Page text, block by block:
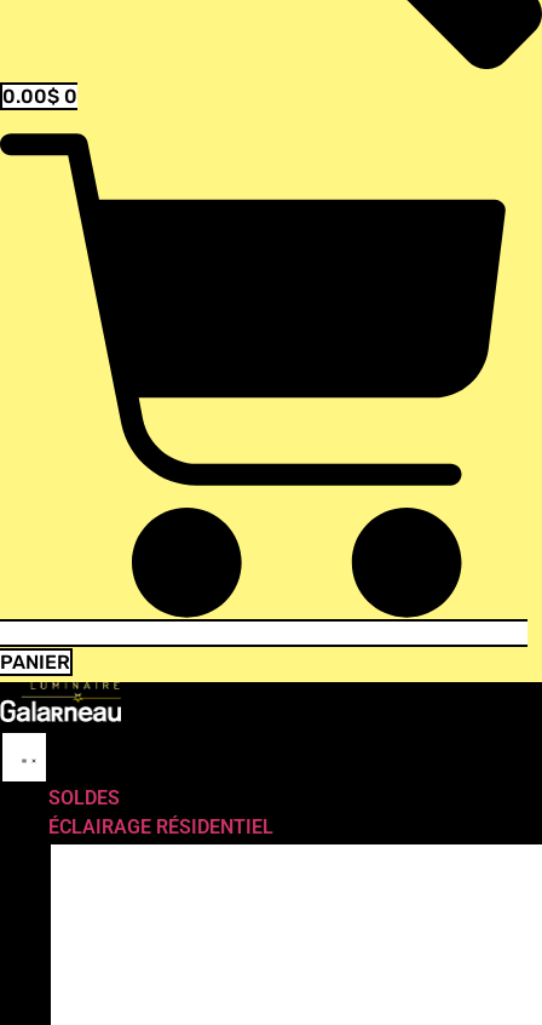
0.00$ 0
PANIER
SOLDES
ÉCLAIRAGE RÉSIDENTIEL